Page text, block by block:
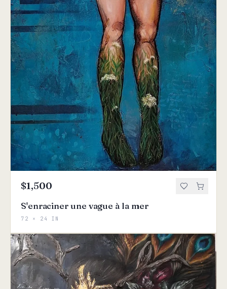
$1,500
S'enraciner une vague à la mer
72 × 24 IN